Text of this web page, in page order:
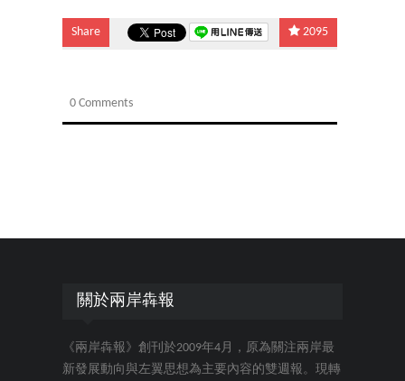
Share 2095
0 Comments
關於兩岸犇報
《兩岸犇報》創刊於2009年4月，原為關注兩岸最
新發展動向與左翼思想為主要內容的雙週報。現轉